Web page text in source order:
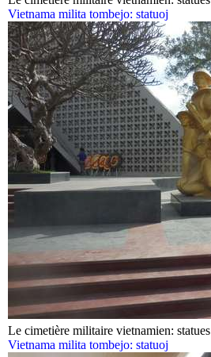
Vietnama milita tombejo: statuoj
Le cimetière militaire vietnamien: statues
Vietnama milita tombejo: statuoj